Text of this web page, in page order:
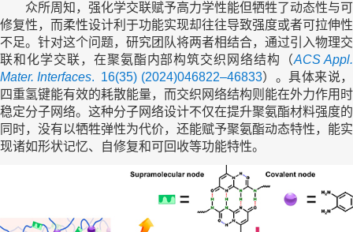
众所周知，强化学交联赋予高力学性能但牺牲了动态性与可
修复性，而柔性设计利于功能实现却往往导致强度或者可拉伸性
不足。针对这个问题，研究团队将两者相结合，通过引入物理交
联和化学交联，在聚氨酯内部构筑交织网络结构
（ACS Appl.
Mater. Interfaces. 16(35) (2024)046822–46833） 。具体来说，
四重氢键能有效的耗散能量，而交织网络结构则能在外力作用时
稳定分子网络。这种分子网络设计不仅在提升聚氨酯材料强度的
同时，没有以牺牲弹性为代价，还能赋予聚氨酯动态特性，能实
现诸如形状记忆、自修复和可回收等功能特性。